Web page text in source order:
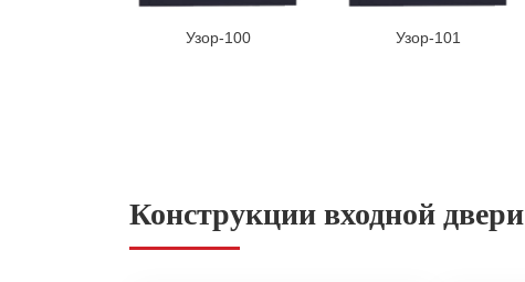
Узор-100 Узор-101
Конструкции входной двери